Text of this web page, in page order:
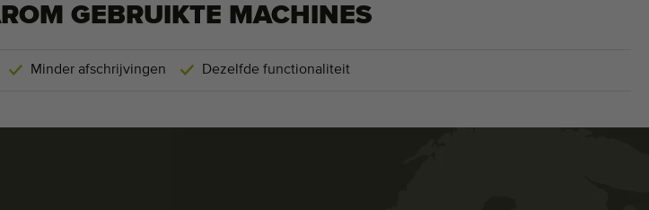
GEBRUIKTE MACHINES
Minder afschrijvingen Dezelfde functionaliteit